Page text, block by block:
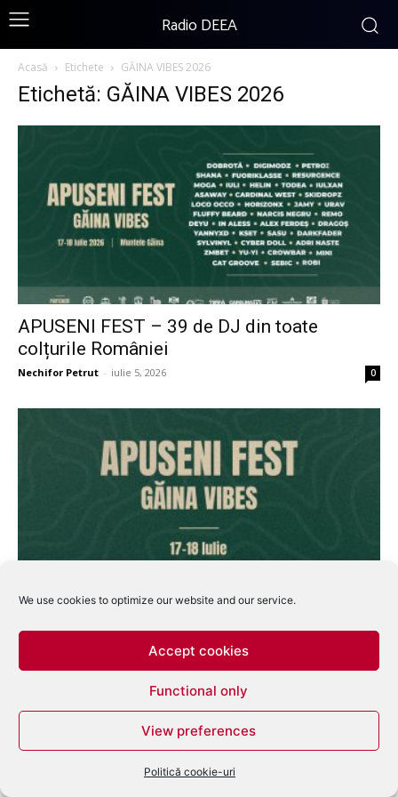
We use cookies to optimize our website and our service.
Accept cookies
Functional only
View preferences
Politică cookie-uri
Radio DEEA
Acasă Etichete GĂINA VIBES 2026
Etichetă: GĂINA VIBES 2026
APUSENI FEST – 39 de DJ din toate
colțurile României
Nechifor Petrut - iulie 5, 2026 0
APUSENI FEST – GĂINA VIBES 2026 aduce
muzica electronică pe vârful...
mai 14, 2026